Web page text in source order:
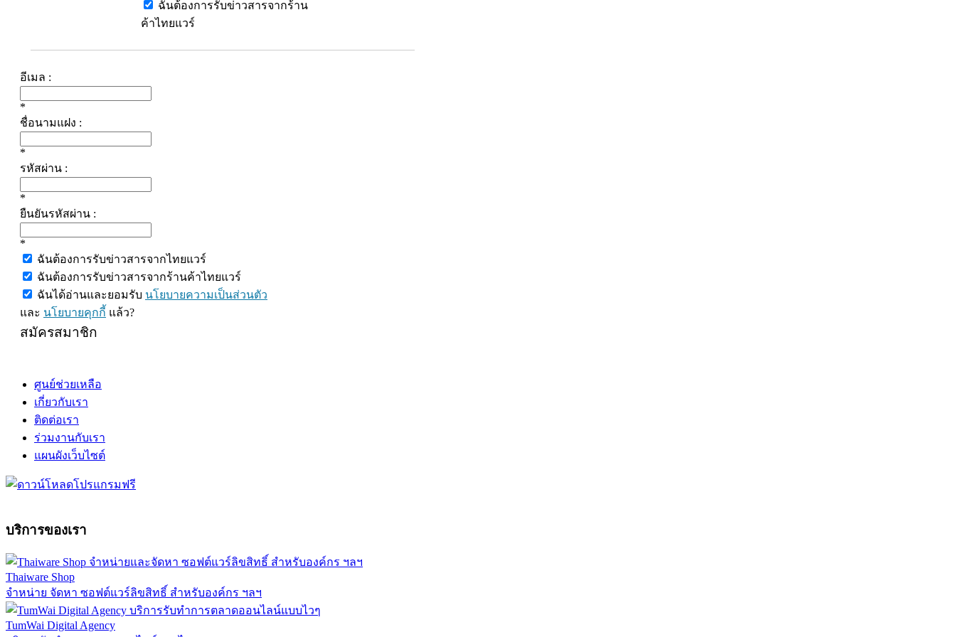
ฉันต้องการรับข่าวสารจากร้าน
ค้าไทยแวร์
อีเมล :
*
ชื่อนามแฝง :
*
รหัสผ่าน :
*
ยืนยันรหัสผ่าน :
*
ฉันต้องการรับข่าวสารจากไทยแวร์
ฉันต้องการรับข่าวสารจากร้านค้าไทยแวร์
ฉันได้อ่านและยอมรับ นโยบายความเป็นส่วนตัว
และ นโยบายคุกกี้ แล้ว?
สมัครสมาชิก
ศูนย์ช่วยเหลือ
เกี่ยวกับเรา
ติดต่อเรา
ร่วมงานกับเรา
แผนผังเว็บไซต์
บริการของเรา
Thaiware Shop
จำหน่าย จัดหา ซอฟต์แวร์ลิขสิทธิ์ สำหรับองค์กร ฯลฯ
TumWai Digital Agency